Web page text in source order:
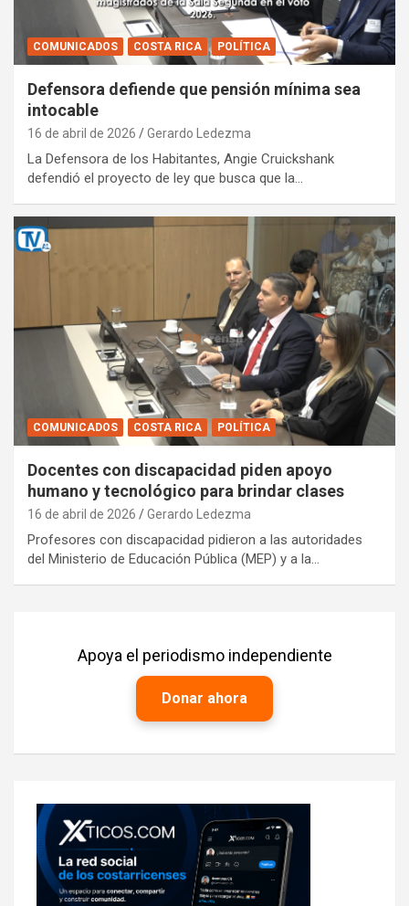
COMUNICADOS COSTA RICA POLÍTICA
Defensora defiende que pensión mínima sea
intocable
16 de abril de 2026 Gerardo Ledezma
La Defensora de los Habitantes, Angie Cruickshank
defendió el proyecto de ley que busca que la…
COMUNICADOS COSTA RICA POLÍTICA
Docentes con discapacidad piden apoyo
humano y tecnológico para brindar clases
16 de abril de 2026 Gerardo Ledezma
Profesores con discapacidad pidieron a las autoridades
del Ministerio de Educación Pública (MEP) y a la…
Apoya el periodismo independiente
Donar ahora